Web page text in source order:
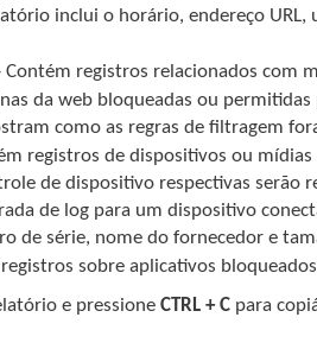
inclui o horário, endereço
Contém registros relacionados com
da web bloqueadas ou
como as regras de filtragem
registros de dispositivos ou
de dispositivo respectivas serão
de log para um dispositivo
de série, nome do fornecedor e
sobre aplicativos
e pressioneCTRL + C para